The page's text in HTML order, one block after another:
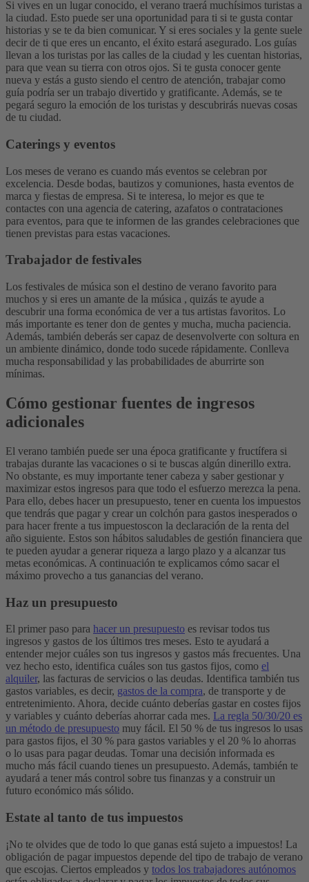
Si vives en un lugar conocido, el verano traerá muchísimos turistas a
la ciudad. Esto puede ser una oportunidad para ti si te gusta contar
historias y se te da bien comunicar. Y si eres sociales y la gente suele
decir de ti que eres un encanto, el éxito estará asegurado. Los guías
llevan a los turistas por las calles de la ciudad y les cuentan historias,
para que vean su tierra con otros ojos. Si te gusta conocer gente
nueva y estás a gusto siendo el centro de atención, trabajar como
guía podría ser un trabajo divertido y gratificante. Además, se te
pegará seguro la emoción de los turistas y descubrirás nuevas cosas
de tu ciudad.
Caterings y eventos
Los meses de verano es cuando más eventos se celebran por
excelencia. Desde bodas, bautizos y comuniones, hasta eventos de
marca y fiestas de empresa. Si te interesa, lo mejor es que te
contactes con una agencia de catering, azafatos o contrataciones
para eventos, para que te informen de las grandes celebraciones que
tienen previstas para estas vacaciones.
Trabajador de festivales
Los festivales de música son el destino de verano favorito para
muchos y si eres un amante de la música , quizás te ayude a
descubrir una forma económica de ver a tus artistas favoritos. Lo
más importante es tener don de gentes y mucha, mucha paciencia.
Además, también deberás ser capaz de desenvolverte con soltura en
un ambiente dinámico, donde todo sucede rápidamente. Conlleva
mucha responsabilidad y las probabilidades de aburrirte son
mínimas.
Cómo gestionar fuentes de ingresos
adicionales
El verano también puede ser una época gratificante y fructífera si
trabajas durante las vacaciones o si te buscas algún dinerillo extra.
No obstante, es muy importante tener cabeza y saber gestionar y
maximizar estos ingresos para que todo el esfuerzo merezca la pena.
Para ello, debes hacer un presupuesto, tener en cuenta los impuestos
que tendrás que pagar y crear un colchón para gastos inesperados o
para hacer frente a tus impuestoscon la declaración de la renta del
año siguiente. Estos son hábitos saludables de gestión financiera que
te pueden ayudar a generar riqueza a largo plazo y a alcanzar tus
metas económicas. A continuación te explicamos cómo sacar el
máximo provecho a tus ganancias del verano.
Haz un presupuesto
El primer paso para hacer un presupuesto es revisar todos tus
ingresos y gastos de los últimos tres meses. Esto te ayudará a
entender mejor cuáles son tus ingresos y gastos más frecuentes. Una
vez hecho esto, identifica cuáles son tus gastos fijos, como el
alquiler, las facturas de servicios o las deudas. Identifica también tus
gastos variables, es decir, gastos de la compra, de transporte y de
entretenimiento. Ahora, decide cuánto deberías gastar en costes fijos
y variables y cuánto deberías ahorrar cada mes. La regla 50/30/20 es
un método de presupuesto muy fácil. El 50 % de tus ingresos lo usas
para gastos fijos, el 30 % para gastos variables y el 20 % lo ahorras
o lo usas para pagar deudas. Tomar una decisión informada es
mucho más fácil cuando tienes un presupuesto. Además, también te
ayudará a tener más control sobre tus finanzas y a construir un
futuro económico más sólido.
Estate al tanto de tus impuestos
¡No te olvides que de todo lo que ganas está sujeto a impuestos! La
obligación de pagar impuestos depende del tipo de trabajo de verano
que escojas. Ciertos empleados y todos los trabajadores autónomos